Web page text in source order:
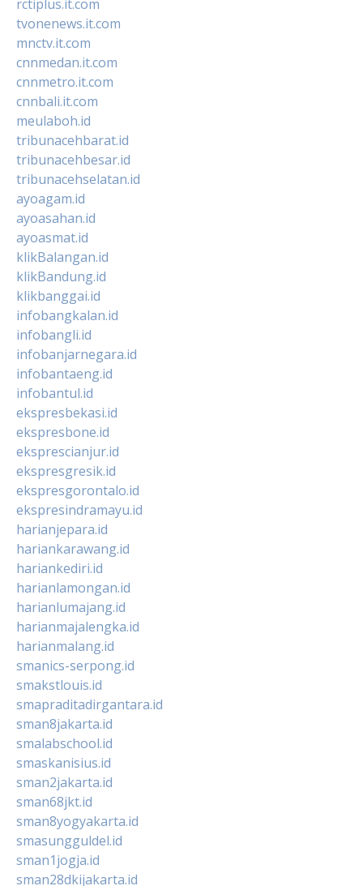
rctiplus.it.com
tvonenews.it.com
mnctv.it.com
cnnmedan.it.com
cnnmetro.it.com
cnnbali.it.com
meulaboh.id
tribunacehbarat.id
tribunacehbesar.id
tribunacehselatan.id
ayoagam.id
ayoasahan.id
ayoasmat.id
klikBalangan.id
klikBandung.id
klikbanggai.id
infobangkalan.id
infobangli.id
infobanjarnegara.id
infobantaeng.id
infobantul.id
ekspresbekasi.id
ekspresbone.id
eksprescianjur.id
ekspresgresik.id
ekspresgorontalo.id
ekspresindramayu.id
harianjepara.id
hariankarawang.id
hariankediri.id
harianlamongan.id
harianlumajang.id
harianmajalengka.id
harianmalang.id
smanics-serpong.id
smakstlouis.id
smapraditadirgantara.id
sman8jakarta.id
smalabschool.id
smaskanisius.id
sman2jakarta.id
sman68jkt.id
sman8yogyakarta.id
smasungguldel.id
sman1jogja.id
sman28dkijakarta.id